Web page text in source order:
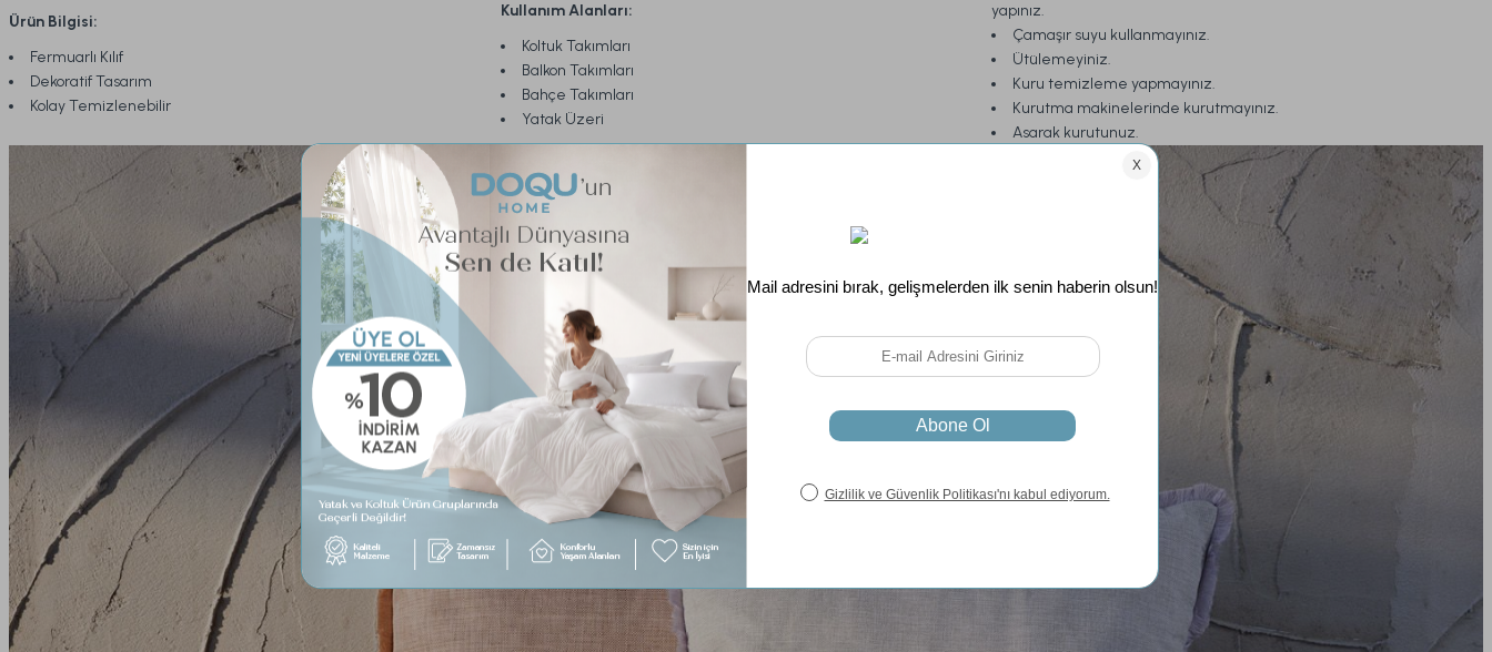
Ürün Bilgisi:
Fermuarlı Kılıf
Dekoratif Tasarım
Kolay Temizlenebilir
Kullanım Alanları:
Koltuk Takımları
Balkon Takımları
Bahçe Takımları
Yatak Üzeri
yapınız.
Çamaşır suyu kullanmayınız.
Ütülemeyiniz.
Kuru temizleme yapmayınız.
Kurutma makinelerinde kurutmayınız.
Asarak kurutunuz.